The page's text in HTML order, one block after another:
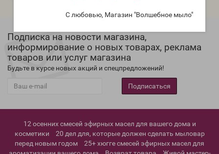
С любовью, Магазин "Волшебное мыло"
Подписка на новости магазина,
информирование о новых товарах, реклама
товаров или услуг магазина
Будьте в курсе новых акций и спецпредложений!
Подписаться
12 осенних смесей эфирных масел для вашего дома и
косметики
20 дел для, которые должен сделать мыловар
перед новым годом
25+ хюгге смесей эфирных масел для